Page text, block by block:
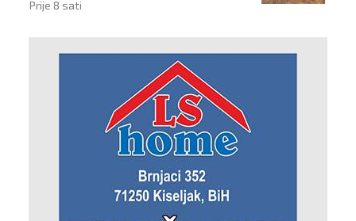
Prije 8 sati